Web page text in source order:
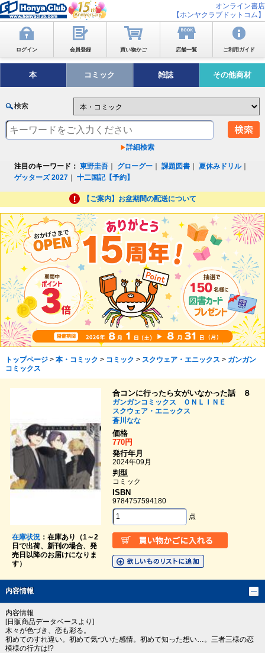
オンライン書店
【ホンヤクラブドットコム】
ログイン 会員登録 買い物かご 店舗一覧 ご利用ガイド
本 コミック 雑誌 その他商材
検索
詳細検索
注目のキーワード： 東野圭吾 グローグー ｜課題図書 ｜夏休みドリル｜
ゲッターズ 2027 ｜十二国記【予約】
【ご案内】お盆期間の配送について
トップページ> 本・コミック > コミック > スクウェア・エニックス > ガンガン
コミックス
在庫状況：在庫あり（1～2
日で出荷、新刊の場合、発
売日以降のお届けになりま
す）
合コンに行ったら女がいなかった話 ８
ガンガンコミックス ＯＮＬＩＮＥ
スクウェア・エニックス
蒼川なな
価格
770円
発行年月
2024年09月
判型
コミック
ISBN
9784757594180
点
内容情報
内容情報
[日販商品データベースより]
木々が色づき、恋も彩る。
初めてのすれ違い。初めて気づいた感情。初めて知った想い…。三者三様の恋
模様の行方は!?